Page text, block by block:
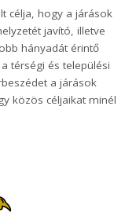
célja, hogy a járások
javító, illetve
hányadát érintő
térségi és települési
a járások
közös céljaikat minél